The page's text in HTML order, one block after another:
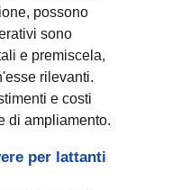
possono
sono
e premiscela,
rilevanti.
e costi
di ampliamento.
per lattanti